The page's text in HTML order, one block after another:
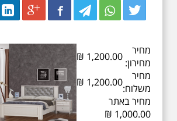
Twitter
Twitter
Twitter
Facebook
מחיר
מחירון: 1,200.00
₪
מחיר
משלוח:1,200.00
₪
מחיר באתר
1,000.00
₪